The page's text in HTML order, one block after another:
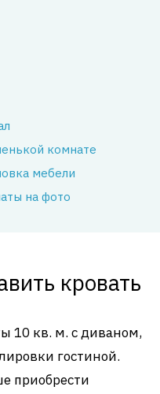
комнате
мебели
на фото
кровать
10 кв. м. с диваном,
гостиной.
приобрести